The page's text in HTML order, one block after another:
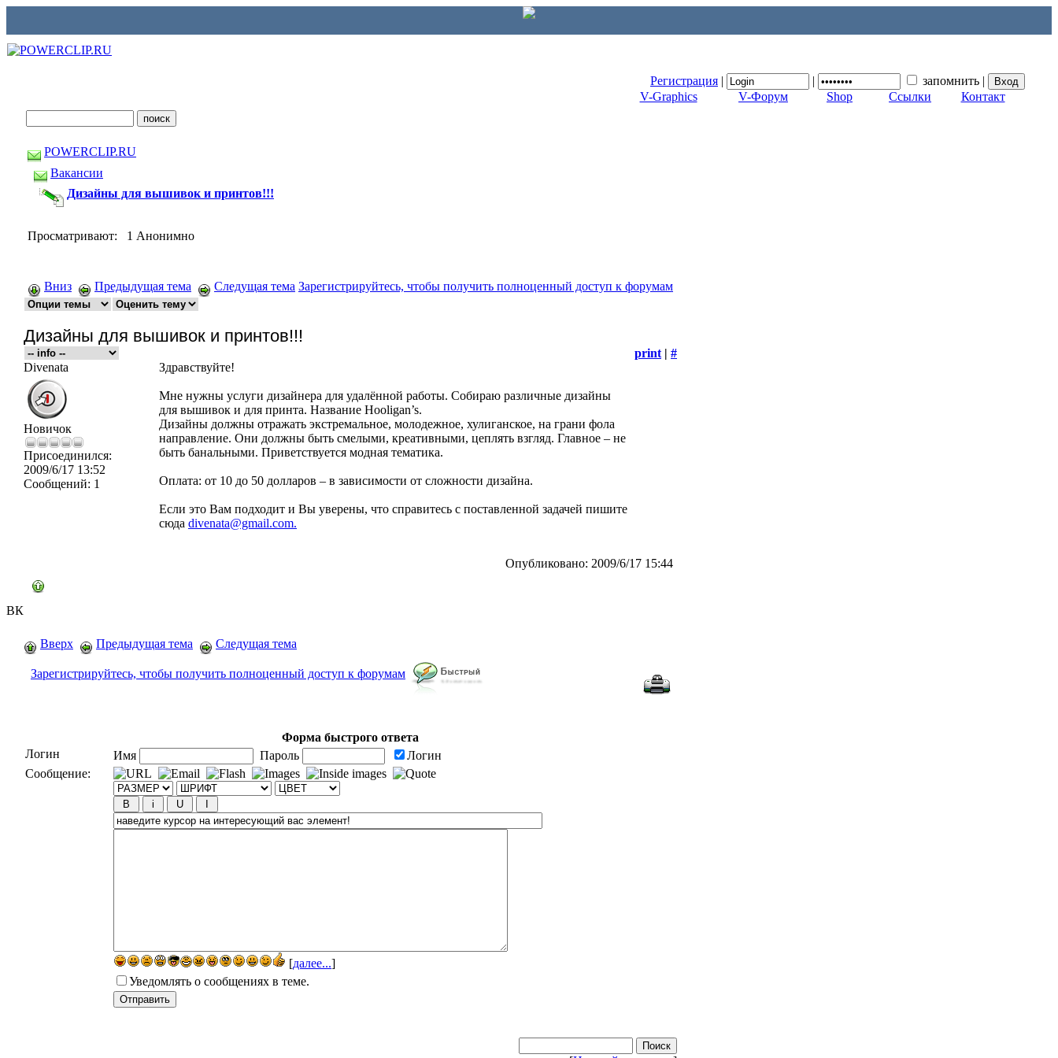
Регистрация | | запомнить |
V-Graphics
V-Форум Shop Ссылки Контакт
ВК
POWERCLIP.RU
Вакансии
Дизайны для вышивок и принтов!!!
Просматривают: 1 Анонимно
Вниз Предыдущая тема Следущая тема Зарегистрируйтесь, чтобы получить полноценный доступ к форумам
Дизайны для вышивок и принтов!!!
print | #
Divenata
Новичок
Присоединился:
2009/6/17 13:52
Сообщений: 1
Здравствуйте!
Мне нужны услуги дизайнера для удалённой работы. Собираю различные дизайны
для вышивок и для принта. Название Hooligan’s.
Дизайны должны отражать экстремальное, молодежное, хулиганское, на грани фола
направление. Они должны быть смелыми, креативными, цеплять взгляд. Главное – не
быть банальными. Приветствуется модная тематика.
Оплата: от 10 до 50 долларов – в зависимости от сложности дизайна.
Если это Вам подходит и Вы уверены, что справитесь с поставленной задачей пишите
сюда divenata@gmail.com.
Опубликовано: 2009/6/17 15:44
Вверх Предыдущая тема Следущая тема
Зарегистрируйтесь, чтобы получить полноценный доступ к форумам
Форма быстрого ответа
Логин
Имя Пароль
Логин
Сообщение:
[далее...]
Уведомлять о сообщениях в теме.